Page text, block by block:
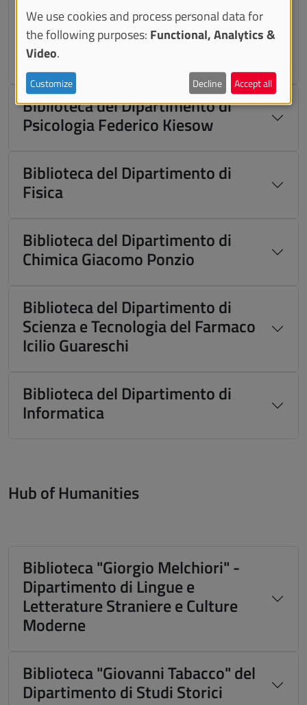
Biblioteca del Dipartimento di
Scienze della Vita e Biologia dei
Sistemi
Biblioteca del Dipartimento di
Psicologia Federico Kiesow
Biblioteca del Dipartimento di
Fisica
Biblioteca del Dipartimento di
Chimica Giacomo Ponzio
Biblioteca del Dipartimento di
Scienza e Tecnologia del Farmaco
Icilio Guareschi
Biblioteca del Dipartimento di
Informatica
Hub of Humanities
Biblioteca "Giorgio Melchiori" -
Dipartimento di Lingue e
Letterature Straniere e Culture
Moderne
Biblioteca "Giovanni Tabacco" del
Dipartimento di Studi Storici
We use cookies and process personal data for
the following purposes: Functional, Analytics &
Video.
Customize Decline Accept all